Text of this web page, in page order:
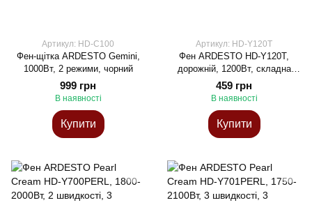
Артикул: HD-C100
Фен-щітка ARDESTO Gemini,
1000Вт, 2 режими, чорний
999 грн
В наявності
Купити
Артикул: HD-Y120T
Фен ARDESTO HD-Y120T,
дорожній, 1200Вт, складна
ручка, 2 швидкості, 2 темп.
режими, чорний
459 грн
В наявності
Купити